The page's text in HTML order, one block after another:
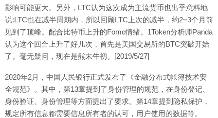
影响可能更大。另外，LTC认为这次成为主流货币也出乎意料地
说:LTC也在减半周期内，所以回顾LTC上次的减半，约2~3个月前
见到了顶峰。配合比特币上升的Fomo情绪。1Token分析师Panda
认为这个回合上升了好几次，首先是美国交易所的BTC突破开始
了。毫无疑问，现在是熊末牛初。[2019/5/27]
2020年2月，中国人民银行正式发布了《金融分布式帐簿技术安
全规范》。其中，第13章提到了身份管理的规范，在身份登记、
身份验证、身份管理等方面提出了要求。第14章提到隐私保护，
规定所有信息都需要信息所有者的认可，用户使用的数据等。